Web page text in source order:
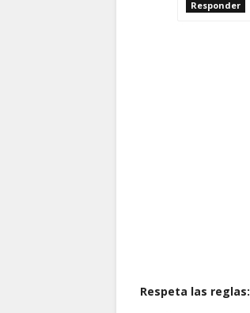
Responder
Respeta las reglas: